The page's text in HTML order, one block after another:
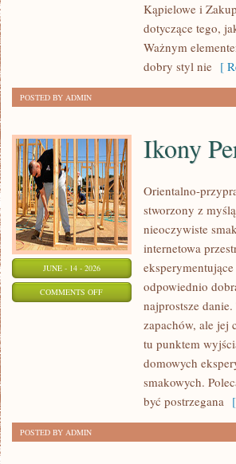
Kąpielowe i
dotyczące tego,
Ważnym
dobry styl nie [
POSTED BY ADMIN
JUNE - 14 - 2026
COMMENTS OFFON
PERFUMERYJNE
Ikony
Orientalno-
stworzony z
nieoczywiste
internetowa
odpowiednio
najprostsze
zapachów, ale jej
tu punktem
domowych
smakowych.
być postrzegana
POSTED BY ADMIN